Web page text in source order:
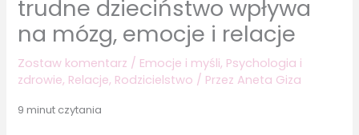
trudne dzieciństwo wpływa
na mózg, emocje i relacje
Zostaw komentarz / Emocje i myśli, Psychologia i
zdrowie, Relacje, Rodzicielstwo / Przez Aneta Giza
9 minut czytania